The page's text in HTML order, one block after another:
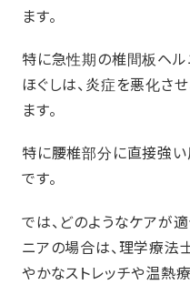
ます。
特に急性期の椎間板ヘ
ほぐしは、炎症を悪化さ
ます。
特に腰椎部分に直接強
です。
では、どのようなケアが
ニアの場合は、理学療法
やかなストレッチや温熱